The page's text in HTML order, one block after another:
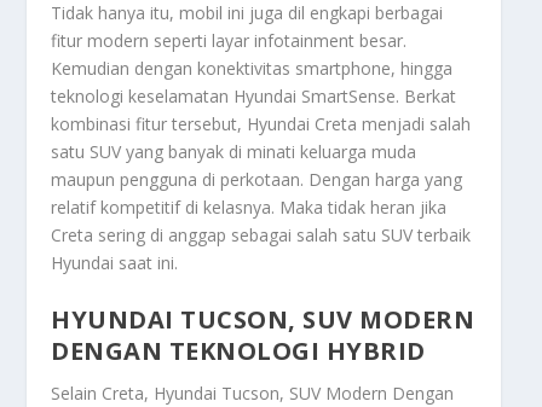
Tidak hanya itu, mobil ini juga dil engkapi berbagai
fitur modern seperti layar infotainment besar.
Kemudian dengan konektivitas smartphone, hingga
teknologi keselamatan Hyundai SmartSense. Berkat
kombinasi fitur tersebut, Hyundai Creta menjadi salah
satu SUV yang banyak di minati keluarga muda
maupun pengguna di perkotaan. Dengan harga yang
relatif kompetitif di kelasnya. Maka tidak heran jika
Creta sering di anggap sebagai salah satu SUV terbaik
Hyundai saat ini.
HYUNDAI TUCSON, SUV MODERN
DENGAN TEKNOLOGI HYBRID
Selain Creta, Hyundai Tucson, SUV Modern Dengan